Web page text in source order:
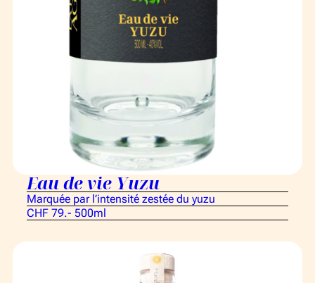
Eau de vie Yuzu
Marquée par l’intensité zestée du yuzu
CHF 79.- 500ml